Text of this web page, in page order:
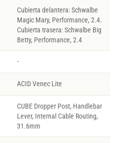
Cubierta delantera: Schwalbe
Magic Mary, Performance, 2.4.
Cubierta trasera: Schwalbe Big
Betty, Performance, 2.4
-
ACID Venec Lite
CUBE Dropper Post, Handlebar
Lever, Internal Cable Routing,
31.6mm